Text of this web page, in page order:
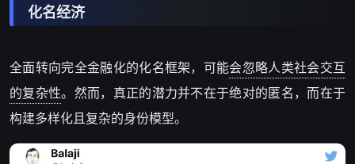
化名经济
全面转向完全金融化的化名框架，可能会忽略人类社会交互
的复杂性。然而，真正的潜力并不在于绝对的匿名，而在于
构建多样化且复杂的身份模型。